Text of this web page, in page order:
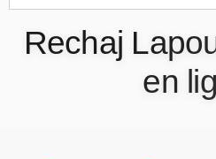
Rechaj
en